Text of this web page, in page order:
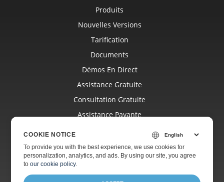
Produits
Nouvelles Versions
Tarification
Documents
Démos En Direct
Assistance Gratuite
Consultation Gratuite
Assistance Payante
Sites Web
À Propos
COOKIE NOTICE
To provide you with the best experience, we use cookies for
personalization, analytics, and ads. By using our site, you agree
toour cookie policy.